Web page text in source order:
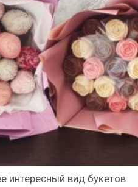
интересный вид букетов